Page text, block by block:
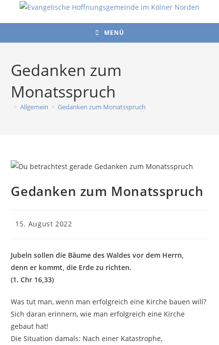
MENÜ
Gedanken zum
Monatsspruch
> Allgemein > Gedanken zum Monatsspruch
Gedanken zum Monatsspruch
Beitrag
veröffentlicht:
15. August 2022
Jubeln sollen die Bäume des Waldes vor dem Herrn,
denn er kommt, die Erde zu richten.
(1. Chr 16,33)
Was tut man, wenn man erfolgreich eine Kirche bauen will?
Sich daran erinnern, wie man erfolgreich eine Kirche
gebaut hat!
Die Situation damals: Nach einer Katastrophe,